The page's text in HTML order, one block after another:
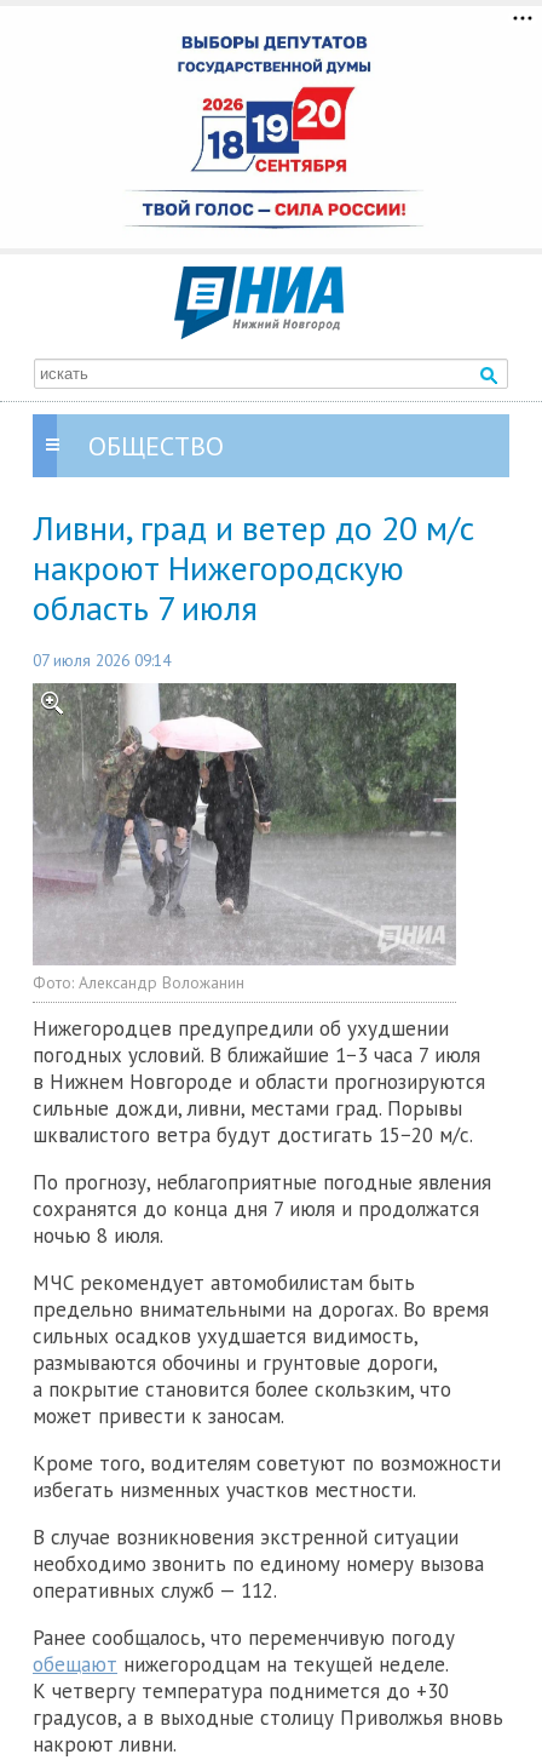
ОБЩЕСТВО
Ливни, град и ветер до 20 м/с
накроют Нижегородскую
область 7 июля
07 июля 2026 09:14
Фото: Александр Воложанин
Нижегородцев предупредили об ухудшении
погодных условий. В ближайшие 1−3 часа 7 июля
в Нижнем Новгороде и области прогнозируются
сильные дожди, ливни, местами град. Порывы
шквалистого ветра будут достигать 15−20 м/с.
По прогнозу, неблагоприятные погодные явления
сохранятся до конца дня 7 июля и продолжатся
ночью 8 июля.
МЧС рекомендует автомобилистам быть
предельно внимательными на дорогах. Во время
сильных осадков ухудшается видимость,
размываются обочины и грунтовые дороги,
а покрытие становится более скользким, что
может привести к заносам.
Кроме того, водителям советуют по возможности
избегать низменных участков местности.
В случае возникновения экстренной ситуации
необходимо звонить по единому номеру вызова
оперативных служб — 112.
Ранее сообщалось, что переменчивую погоду
обещают нижегородцам на текущей неделе.
К четвергу температура поднимется до +30
градусов, а в выходные столицу Приволжья вновь
накроют ливни.